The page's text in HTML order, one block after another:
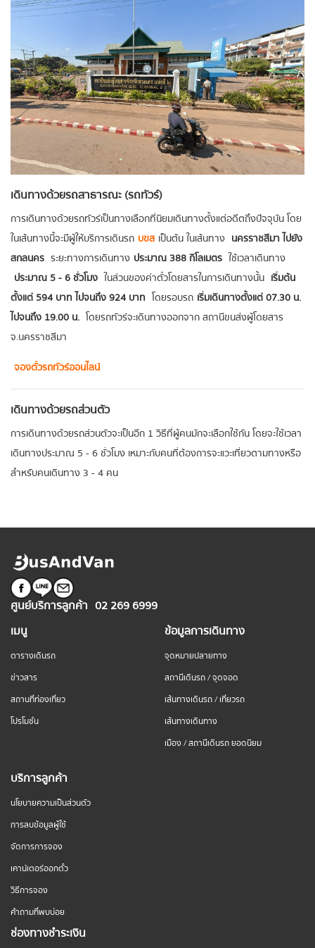
เดินทางด้วยรถสาธารณะ (รถทัวร์)
การเดินทางด้วยรถทัวร์เป็นทางเลือกที่นิยมเดินทางตั้งแต่อดีตถึงปัจจุบัน โดย
ในเส้นทางนี้จะมีผู้ให้บริการเดินรถ บขส เป็นต้น ในเส้นทาง นครราชสีมา ไปยัง
สกลนคร ระยะทางการเดินทาง ประมาณ 388 กิโลเมตร ใช้เวลาเดินทาง
ประมาณ 5 - 6 ชั่วโมง ในส่วนของค่าตั๋วโดยสารในการเดินทางนั้น เริ่มต้น
ตั้งแต่ 594 บาท ไปจนถึง 924 บาท โดยรอบรถ เริ่มเดินทางตั้งแต่ 07.30 น.
ไปจนถึง 19.00 น. โดยรถทัวร์จะเดินทางออกจาก สถานีขนส่งผู้โดยสาร
จ.นครราชสีมา
จองตั๋วรถทัวร์ออนไลน์
เดินทางด้วยรถส่วนตัว
การเดินทางด้วยรถส่วนตัวจะเป็นอีก 1 วิธีที่ผู้คนมักจะเลือกใช้กัน โดยจะใช้เวลา
เดินทางประมาณ 5 - 6 ชั่วโมง เหมาะกับคนที่ต้องการจะแวะเที่ยวตามทางหรือ
สำหรับคนเดินทาง 3 - 4 คน
ศูนย์บริการลูกค้า 02 269 6999
เมนู
ตารางเดินรถ
ข่าวสาร
สถานที่ท่องเที่ยว
โปรโมชั่น
ข้อมูลการเดินทาง
จุดหมายปลายทาง
สถานีเดินรถ / จุดจอด
เส้นทางเดินรถ / เที่ยวรถ
เส้นทางเดินทาง
เมือง / สถานีเดินรถ ยอดนิยม
บริการลูกค้า
นโยบายความเป็นส่วนตัว
การลบข้อมูลผู้ใช้
จัดการการจอง
เคาน์เตอร์ออกตั๋ว
วิธีการจอง
คำถามที่พบบ่อย
ช่องทางชำระเงิน